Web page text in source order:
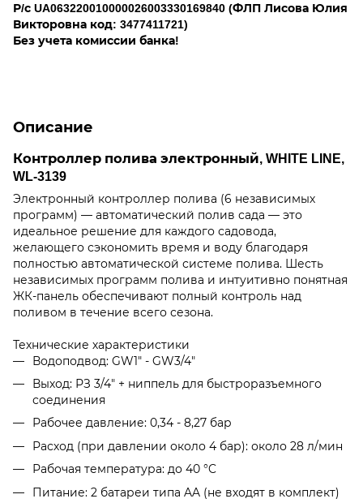
Р/с UA063220010000026003330169840 (ФЛП Лисова Юлия
Викторовна код: 3477411721)
Без учета комиссии банка!
Описание
Контроллер полива электронный, WHITE LINE,
WL-3139
Электронный контроллер полива (6 независимых
программ) — автоматический полив сада — это
идеальное решение для каждого садовода,
желающего сэкономить время и воду благодаря
полностью автоматической системе полива. Шесть
независимых программ полива и интуитивно понятная
ЖК-панель обеспечивают полный контроль над
поливом в течение всего сезона.
Технические характеристики
Водоподвод: GW1" - GW3/4"
Выход: РЗ 3/4" + ниппель для быстроразъемного
соединения
Рабочее давление: 0,34 - 8,27 бар
Расход (при давлении около 4 бар): около 28 л/мин
Рабочая температура: до 40 °C
Питание: 2 батареи типа AA (не входят в комплект)